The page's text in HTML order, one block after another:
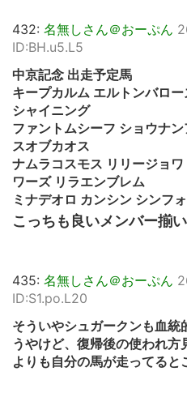
432: 名無しさん＠おーぷん
ID:BH.u5.L5
中京記念 出走予定馬
キープカルム エルトンバロ
シャイニング
ファントムシーフ ショウナ
スオブカオス
ナムラコスモス リリージョ
ワーズ リラエンブレム
ミナデオロ カンシン シンフ
こっちも良いメンバー揃
435: 名無しさん＠おーぷん
ID:S1.po.L20
そういやシュガークンも血
うやけど、復帰後の使われ方
よりも自分の馬が走ってると